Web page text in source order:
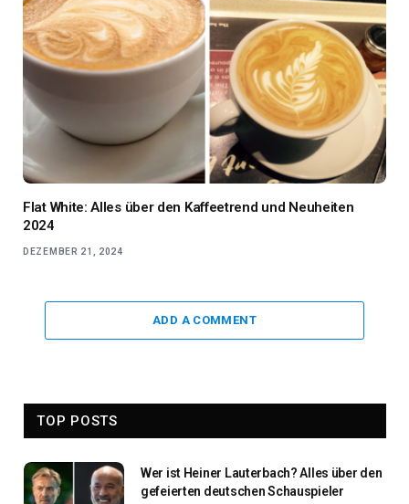
Flat White: Alles über den Kaffeetrend und Neuheiten
2024
DEZEMBER 21, 2024
ADD A COMMENT
TOP POSTS
Wer ist Heiner Lauterbach? Alles über den
gefeierten deutschen Schauspieler